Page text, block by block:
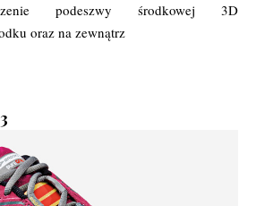
podeszwy środkowej 3D
oraz na zewnątrz